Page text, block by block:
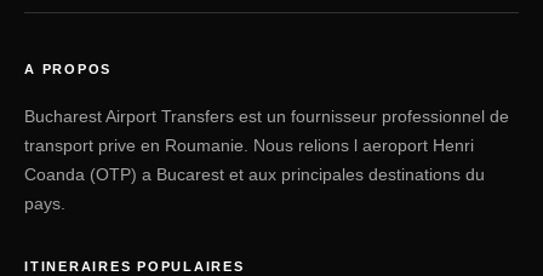
A PROPOS
Bucharest Airport Transfers est un fournisseur professionnel de
transport prive en Roumanie. Nous relions l aeroport Henri
Coanda (OTP) a Bucarest et aux principales destinations du
pays.
ITINERAIRES POPULAIRES